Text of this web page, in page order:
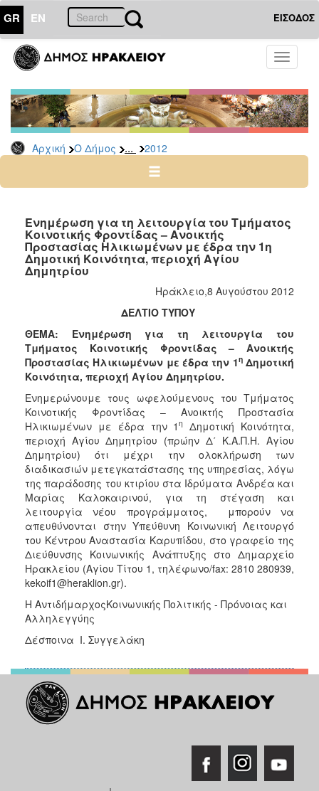
GR EN ΕΙΣΟΔΟΣ
Toggle
Αρχική Ο Δήμος ... 2012
ΔΗΜΟΣ
Δελτία
Τύπου
Αρχείο
2026
2024
2022
2021
2020
2017
2016
2015
2013
2012
2011
2010
2006
ΤΟΠΟΣ
ΠΟΛΙΤΙΣΜΟΣ
ΑΝΘΕΚΤΙΚΗ
Ενημέρωση για τη λειτουργία του Τμήματος
Κοινοτικής Φροντίδας – Ανοικτής
Προστασίας Ηλικιωμένων με έδρα την 1η
Δημοτική Κοινότητα, περιοχή Αγίου
Δημητρίου
Ηράκλειο,8 Αυγούστου 2012
ΔΕΛΤΙΟ ΤΥΠΟΥ
ΘΕΜΑ: Ενημέρωση για τη λειτουργία του
Τμήματος Κοινοτικής Φροντίδας – Ανοικτής
Προστασίας Ηλικιωμένων με έδρα την 1ηΔημοτική
Κοινότητα, περιοχή Αγίου Δημητρίου.
Ενημερώνουμε τους ωφελούμενους του Τμήματος
Κοινοτικής Φροντίδας – Ανοικτής Προστασία
Ηλικιωμένων με έδρα την 1η
Δημοτική Κοινότητα,
περιοχή Αγίου Δημητρίου (πρώην Δ΄ Κ.Α.Π.Η. Αγίου
Δημητρίου) ότι μέχρι την ολοκλήρωση των
διαδικασιών μετεγκατάστασης της υπηρεσίας, λόγω
της παράδοσης του κτιρίου στα Ιδρύματα Ανδρέα και
Μαρίας Καλοκαιρινού, για τη στέγαση και
λειτουργία νέου προγράμματος, μπορούν να
απευθύνονται στην Υπεύθυνη Κοινωνική Λειτουργό
του Κέντρου Αναστασία Καρυπίδου, στο γραφείο της
Διεύθυνσης Κοινωνικής Ανάπτυξης στο Δημαρχείο
Ηρακλείου (Αγίου Τίτου 1, τηλέφωνο/fax: 2810 280939,
kekoif1@heraklion.gr).
Η ΑντιδήμαρχοςΚοινωνικής Πολιτικής - Πρόνοιας και
Αλληλεγγύης
Δέσποινα Ι. Συγγελάκη